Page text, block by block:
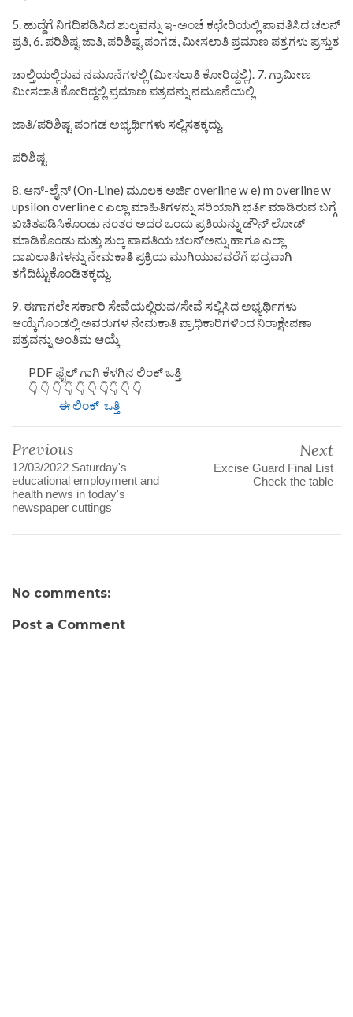
5. ಹುದ್ದೆಗೆ ನಿಗದಿಪಡಿಸಿದ ಶುಲ್ಕವನ್ನು ಇ-ಅಂಚೆ ಕಛೇರಿಯಲ್ಲಿ ಪಾವತಿಸಿದ ಚಲನ್
ಪ್ರತಿ, 6. ಪರಿಶಿಷ್ಟ ಜಾತಿ, ಪರಿಶಿಷ್ಟ ಪಂಗಡ, ಮೀಸಲಾತಿ ಪ್ರಮಾಣ ಪತ್ರಗಳು ಪ್ರಸ್ತುತ
ಚಾಲ್ತಿಯಲ್ಲಿರುವ ನಮೂನೆಗಳಲ್ಲಿ (ಮೀಸಲಾತಿ ಕೋರಿದ್ದಲ್ಲಿ). 7. ಗ್ರಾಮೀಣ
ಮೀಸಲಾತಿ ಕೋರಿದ್ದಲ್ಲಿ ಪ್ರಮಾಣ ಪತ್ರವನ್ನು ನಮೂನೆಯಲ್ಲಿ
ಜಾತಿ/ಪರಿಶಿಷ್ಟ ಪಂಗಡ ಅಭ್ಯರ್ಥಿಗಳು ಸಲ್ಲಿಸತಕ್ಕದ್ದು.
ಪರಿಶಿಷ್ಟ
8. ಆನ್-ಲೈನ್ (On-Line) ಮೂಲಕ ಅರ್ಜಿ overline w e) m overline w
upsilon overline c ಎಲ್ಲಾ ಮಾಹಿತಿಗಳನ್ನು ಸರಿಯಾಗಿ ಭರ್ತಿ ಮಾಡಿರುವ ಬಗ್ಗೆ
ಖಚಿತಪಡಿಸಿಕೊಂಡು ನಂತರ ಅದರ ಒಂದು ಪ್ರತಿಯನ್ನು ಡೌನ್ ಲೋಡ್
ಮಾಡಿಕೊಂಡು ಮತ್ತು ಶುಲ್ಕ ಪಾವತಿಯ ಚಲನ್‌ಅನ್ನು ಹಾಗೂ ಎಲ್ಲಾ
ದಾಖಲಾತಿಗಳನ್ನು ನೇಮಕಾತಿ ಪ್ರಕ್ರಿಯ ಮುಗಿಯುವವರೆಗೆ ಭದ್ರವಾಗಿ
ತಗೆದಿಟ್ಟುಕೊಂಡಿತಕ್ಕದ್ದು,
9. ಈಗಾಗಲೇ ಸರ್ಕಾರಿ ಸೇವೆಯಲ್ಲಿರುವ/ಸೇವೆ ಸಲ್ಲಿಸಿದ ಅಭ್ಯರ್ಥಿಗಳು
ಆಯ್ಕೆಗೊಂಡಲ್ಲಿ ಅವರುಗಳ ನೇಮಕಾತಿ ಪ್ರಾಧಿಕಾರಿಗಳಿಂದ ನಿರಾಕ್ಷೇಪಣಾ
ಪತ್ರವನ್ನು ಅಂತಿಮ ಆಯ್ಕೆ
PDF ಫೈಲ್ ಗಾಗಿ ಕೆಳಗಿನ ಲಿಂಕ್ ಒತ್ತಿ
👇 👇 👇 👇 👇 👇 👇👇 👇 👇
ಈ ಲಿಂಕ್ ಒತ್ತಿ
Previous
12/03/2022 Saturday's
educational employment and
health news in today's
newspaper cuttings
Next
Excise Guard Final List
Check the table
No comments:
Post a Comment